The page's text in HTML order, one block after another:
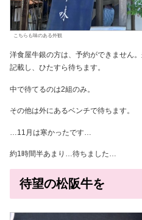
こちらも味のある外観
洋食屋牛銀の方は、予約ができません
記載し、ひたすら待ちます。
中で待てるのは2組のみ。
その他は外にあるベンチで待ちます。
…11月は寒かったです…
約1時間半あまり…待ちました…
待望の松阪牛を